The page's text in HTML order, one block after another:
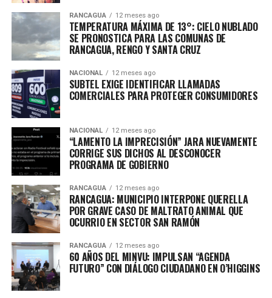
RANCAGUA 12 meses ago
TEMPERATURA MÁXIMA DE 13°: CIELO NUBLADO
SE PRONOSTICA PARA LAS COMUNAS DE
RANCAGUA, RENGO Y SANTA CRUZ
NACIONAL 12 meses ago
SUBTEL EXIGE IDENTIFICAR LLAMADAS
COMERCIALES PARA PROTEGER CONSUMIDORES
NACIONAL 12 meses ago
“LAMENTO LA IMPRECISIÓN” JARA NUEVAMENTE
CORRIGE SUS DICHOS AL DESCONOCER
PROGRAMA DE GOBIERNO
RANCAGUA 12 meses ago
RANCAGUA: MUNICIPIO INTERPONE QUERELLA
POR GRAVE CASO DE MALTRATO ANIMAL QUE
OCURRIO EN SECTOR SAN RAMÓN
RANCAGUA 12 meses ago
60 AÑOS DEL MINVU: IMPULSAN “AGENDA
FUTURO” CON DIÁLOGO CIUDADANO EN O’HIGGINS